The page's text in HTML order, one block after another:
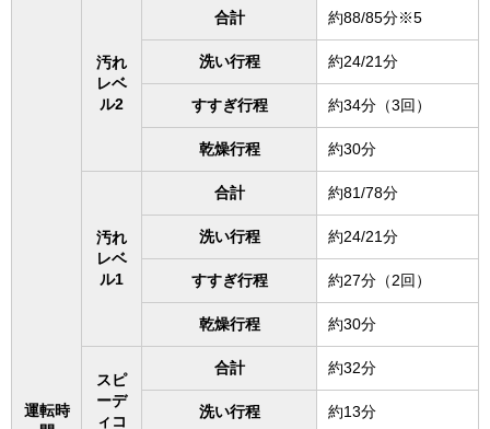
運転時
汚れ
レベ
ル2
合計 約88/85分※5
洗い行程 約24/21分
すすぎ行程 約34分（3回）
乾燥行程 約30分
汚れ
レベ
ル1
合計 約81/78分
洗い行程 約24/21分
すすぎ行程 約27分（2回）
乾燥行程 約30分
スピ
ーデ
ィコ
合計 約32分
洗い行程 約13分